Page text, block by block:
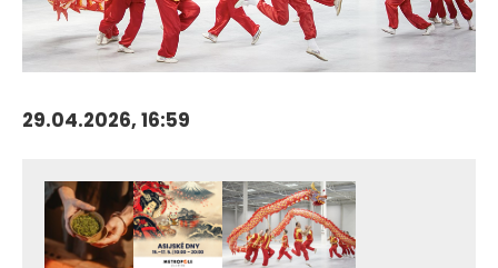
29.04.2026, 16:59